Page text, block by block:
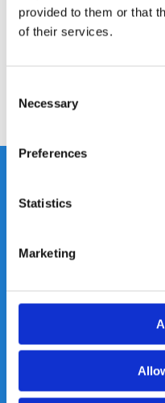
provided to them or that
of their services.
Selection
Necessary
Preferences
Statistics
Marketing
Specificaties
Out of the box met klanten